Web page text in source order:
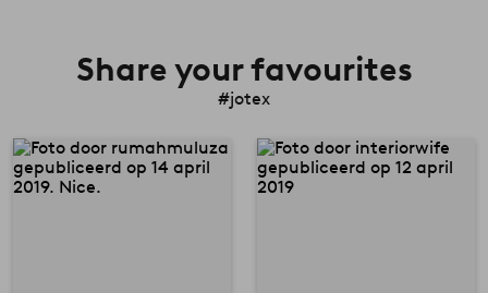
Share your favourites
#jotex